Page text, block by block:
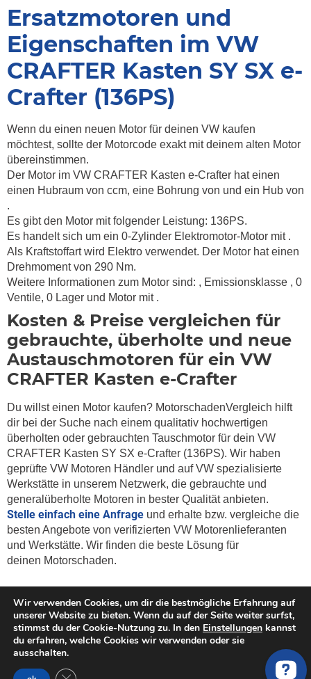
Ersatzmotoren und
Eigenschaften im VW
CRAFTER Kasten SY SX e-
Crafter (136PS)
Wenn du einen neuen Motor für deinen VW kaufen
möchtest, sollte der Motorcode exakt mit deinem alten Motor
übereinstimmen.
Der Motor im VW CRAFTER Kasten e-Crafter hat einen
einen Hubraum von ccm, eine Bohrung von und ein Hub von
.
Es gibt den Motor mit folgender Leistung: 136PS.
Es handelt sich um ein 0-Zylinder Elektromotor-Motor mit .
Als Kraftstoffart wird Elektro verwendet. Der Motor hat einen
Drehmoment von 290 Nm.
Weitere Informationen zum Motor sind: , Emissionsklasse , 0
Ventile, 0 Lager und Motor mit .
Kosten & Preise vergleichen für
gebrauchte, überholte und neue
Austauschmotoren für ein VW
CRAFTER Kasten e-Crafter
Du willst einen Motor kaufen? MotorschadenVergleich hilft
dir bei der Suche nach einem qualitativ hochwertigen
überholten oder gebrauchten Tauschmotor für dein VW
CRAFTER Kasten SY SX e-Crafter (136PS). Wir haben
geprüfte VW Motoren Händler und auf VW spezialisierte
Werkstätte in unserem Netzwerk, die gebrauchte und
generalüberholte Motoren in bester Qualität anbieten.
Stelle einfach eine Anfrage und erhalte bzw. vergleiche die
besten Angebote von verifizierten VW Motorenlieferanten
und Werkstätte. Wir finden die beste Lösung für
deinen Motorschaden.
Weitere Services zu Austauschmotoren
Wir verwenden Cookies, um dir die bestmögliche Erfahrung auf
unserer Website zu bieten. Wenn du auf der Seite weiter surfst,
stimmst du der Cookie-Nutzung zu. In den Einstellungen kannst
du erfahren, welche Cookies wir verwenden oder sie
ausschalten.
GDPR Cookie-Banner schließen